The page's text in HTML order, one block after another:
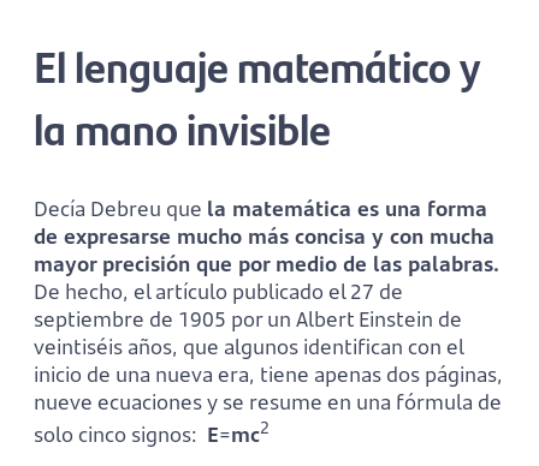
El lenguaje matemático y
la mano invisible
Decía Debreu que la matemática es una forma
de expresarse mucho más concisa y con mucha
mayor precisión que por medio de las palabras.
De hecho, el artículo publicado el 27 de
septiembre de 1905 por un Albert Einstein de
veintiséis años, que algunos identifican con el
inicio de una nueva era, tiene apenas dos páginas,
nueve ecuaciones y se resume en una fórmula de
solo cinco signos: E=mc2